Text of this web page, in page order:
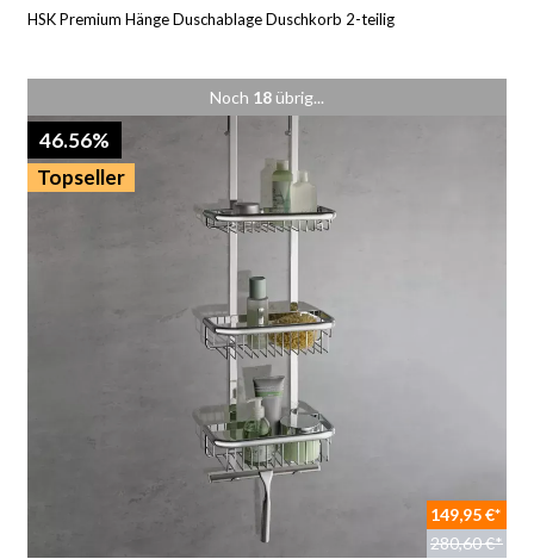
HSK Premium Hänge Duschablage Duschkorb 2-teilig
Noch 18 übrig...
46.56%
Topseller
149,95 €*
280,60 €*